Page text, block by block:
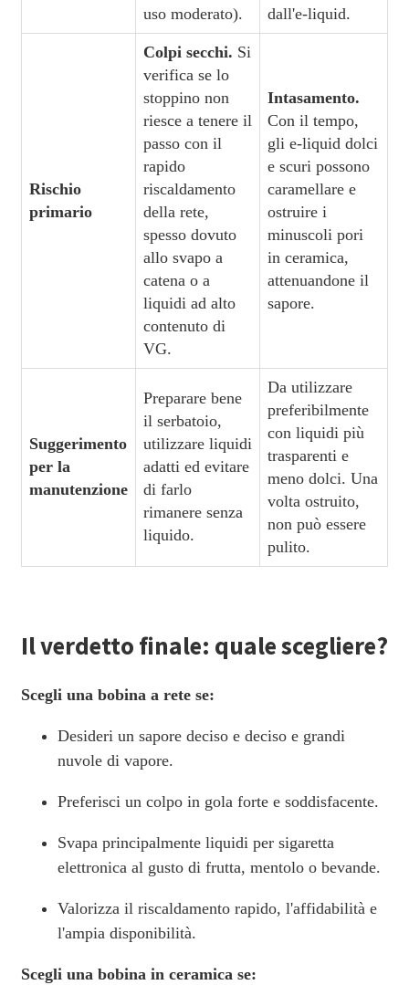
uso moderato).
dall'e-liquid.
Rischio
primario
Colpi secchi. Si
verifica se lo
stoppino non
riesce a tenere il
passo con il
rapido
riscaldamento
della rete,
spesso dovuto
allo svapo a
catena o a
liquidi ad alto
contenuto di
VG.
Intasamento.
Con il tempo,
gli e-liquid dolci
e scuri possono
caramellare e
ostruire i
minuscoli pori
in ceramica,
attenuandone il
sapore.
Suggerimento
per la
manutenzione
Preparare bene
il serbatoio,
utilizzare liquidi
adatti ed evitare
di farlo
rimanere senza
liquido.
Da utilizzare
preferibilmente
con liquidi più
trasparenti e
meno dolci. Una
volta ostruito,
non può essere
pulito.
Il verdetto finale: quale scegliere?
Scegli una bobina a rete se:
Desideri un sapore deciso e deciso e grandi
nuvole di vapore.
Preferisci un colpo in gola forte e soddisfacente.
Svapa principalmente liquidi per sigaretta
elettronica al gusto di frutta, mentolo o bevande.
Valorizza il riscaldamento rapido, l'affidabilità e
l'ampia disponibilità.
Scegli una bobina in ceramica se: